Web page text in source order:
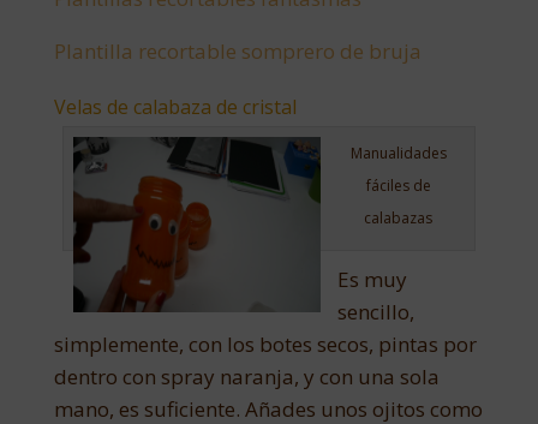
Plantilla recortable somprero de bruja
Velas de calabaza de cristal
Manualidades
fáciles de
calabazas
Es muy
sencillo,
simplemente, con los botes secos, pintas por
dentro con spray naranja, y con una sola
mano, es suficiente. Añades unos ojitos como